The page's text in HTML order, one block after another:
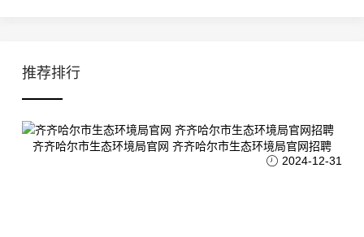
推荐排行
齐齐哈尔市生态环境局官网 齐齐哈尔市生态环境局官网招聘
2024-12-31